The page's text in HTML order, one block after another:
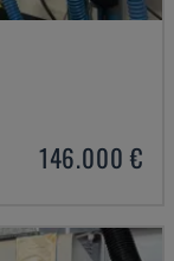
146.000 €